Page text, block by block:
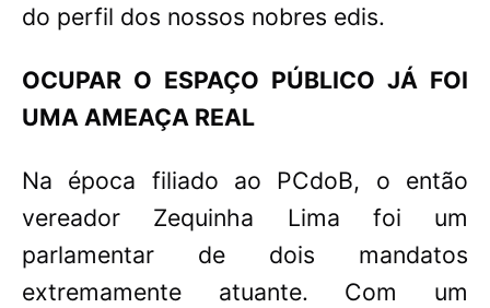
do perfil dos nossos nobres edis.
OCUPAR O ESPAÇO PÚBLICO JÁ FOI
UMA AMEAÇA REAL
Na época filiado ao PCdoB, o então
vereador Zequinha Lima foi um
parlamentar de dois mandatos
extremamente atuante. Com um